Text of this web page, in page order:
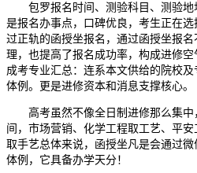
包罗报名时间、测验科目、测验地
是报名办事点，口碑优良，考生正在
过正轨的函授坐报名，通过函授坐报
理，也提高了报名成功率，构成进修
成考专业汇总：连系本文供给的院校
体例。更是进修资本和消息支撑核心。
高考虽然不像全日制进修那么集中
间，市场营销、化学工程取工艺、平
取手艺总体来说，函授坐凡是会通过微
体例，它具备办学天分！